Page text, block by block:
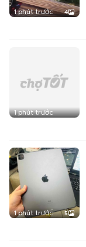
1 phút trước 4
1 phút trước
1 phút trước 5